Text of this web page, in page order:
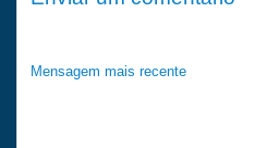
Mensagem mais recente